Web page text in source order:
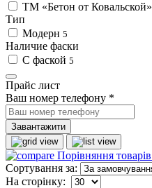
ТМ «Бетон от Ковальской»
Тип
Модерн 5
Наличие фаски
С фаской 5
Прайс лист
Ваш номер телефону *
Завантажити
Порівняння товарів
Сортування за:
На сторінку: